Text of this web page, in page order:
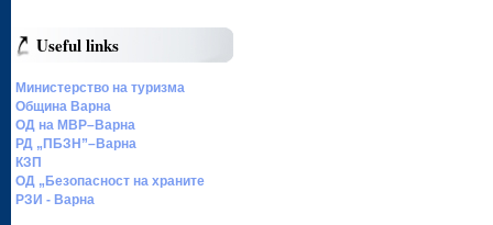
Useful links
Министерство на туризма
Община Варна
ОД на МВР–Варна
РД „ПБЗН”–Варна
КЗП
ОД „Безопасност на храните
РЗИ - Варна